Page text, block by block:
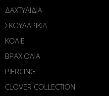
ΔΑΧΤΥΛΙΔΙΑ
ΣΚΟΥΛΑΡΙΚΙΑ
ΚΟΛΙΕ
ΒΡΑΧΙΟΛΙΑ
PIERCING
CLOVER COLLECTION